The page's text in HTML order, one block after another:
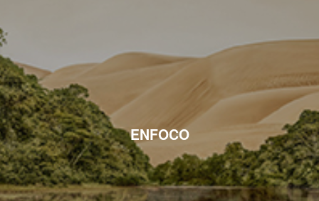
ENFOCO